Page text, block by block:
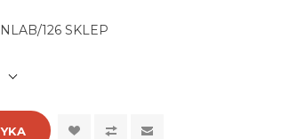
126 SKLEP